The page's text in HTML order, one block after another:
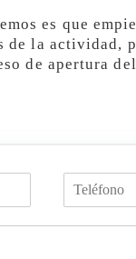
es que
la actividad,
de apertura